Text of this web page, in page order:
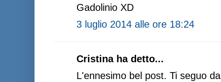
Gadolinio XD
3 luglio 2014 alle ore 18:24
Cristina ha detto...
L'ennesimo bel post. Ti seguo